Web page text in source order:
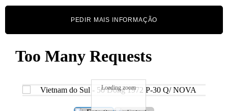
PEDIR MAIS INFORMAÇÃO
Loading zoom